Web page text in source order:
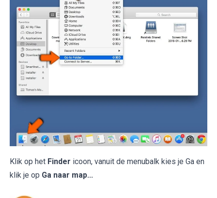
Klik op het Finder icoon, vanuit de menubalk kies je Ga en
klik je op Ga naar map...